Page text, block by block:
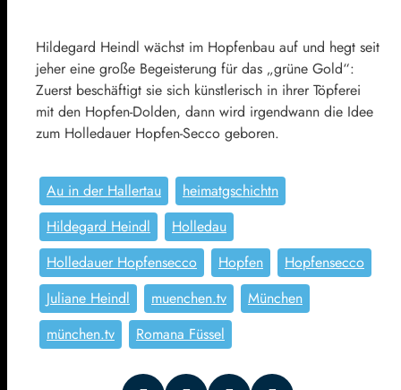
Hildegard Heindl wächst im Hopfenbau auf und hegt seit
jeher eine große Begeisterung für das „grüne Gold“:
Zuerst beschäftigt sie sich künstlerisch in ihrer Töpferei
mit den Hopfen-Dolden, dann wird irgendwann die Idee
zum Holledauer Hopfen-Secco geboren.
Au in der Hallertau
heimatgschichtn
Hildegard Heindl
Holledau
Holledauer Hopfensecco
Hopfen
Hopfensecco
Juliane Heindl
muenchen.tv
München
münchen.tv
Romana Füssel